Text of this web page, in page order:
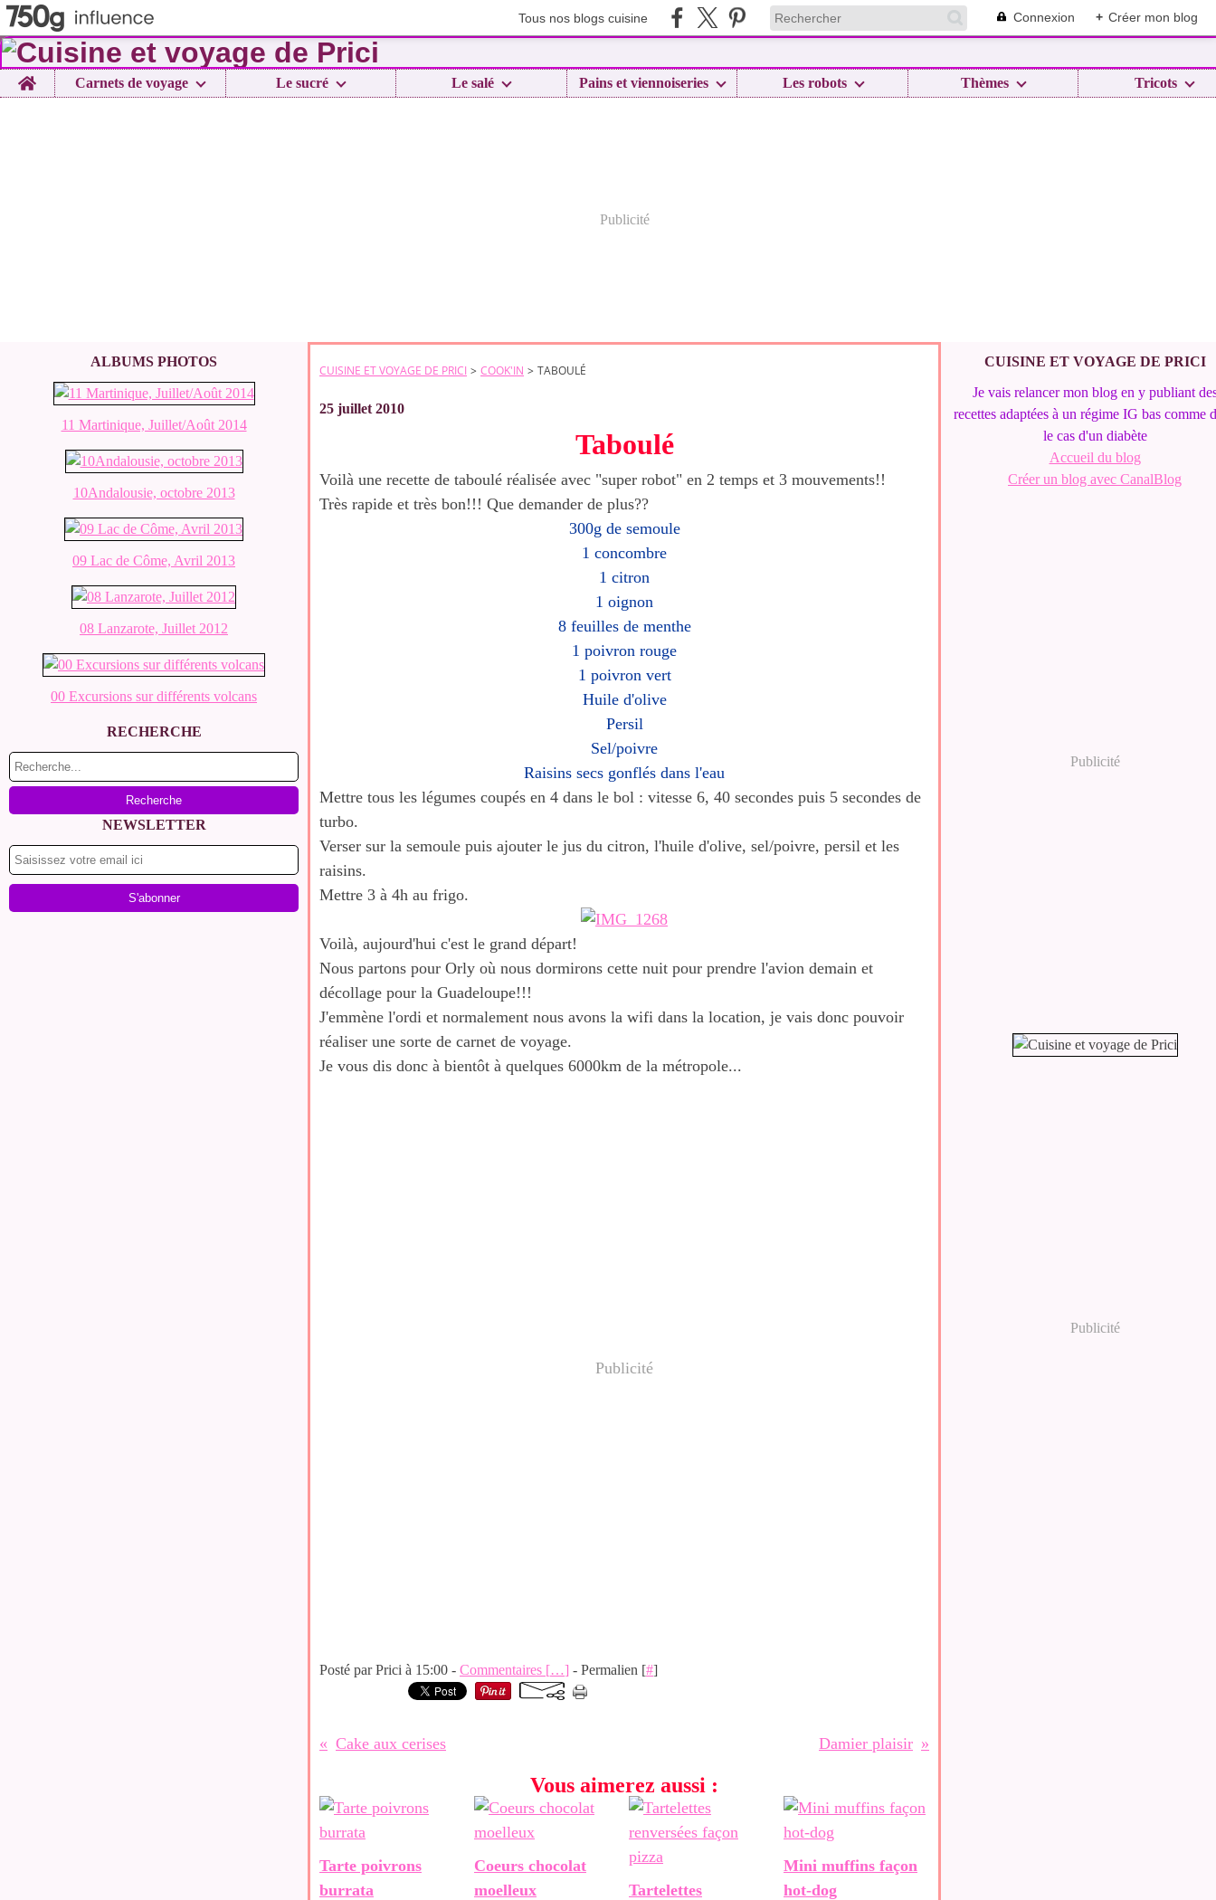
Tous nos blogs cuisine Connexion + Créer mon blog
Home Carnets de voyage Le sucré Le salé Pains et viennoiseries Les robots Thèmes Tricots
Publicité
ALBUMS PHOTOS
11 Martinique, Juillet/Août 2014
10Andalousie, octobre 2013
09 Lac de Côme, Avril 2013
08 Lanzarote, Juillet 2012
00 Excursions sur différents volcans
RECHERCHE
NEWSLETTER
CUISINE ET VOYAGE DE PRICI > COOK'IN > TABOULÉ
25 juillet 2010
Taboulé
Voilà une recette de taboulé réalisée avec "super robot" en 2 temps et 3 mouvements!!
Très rapide et très bon!!! Que demander de plus??
300g de semoule
1 concombre
1 citron
1 oignon
8 feuilles de menthe
1 poivron rouge
1 poivron vert
Huile d'olive
Persil
Sel/poivre
Raisins secs gonflés dans l'eau
Mettre tous les légumes coupés en 4 dans le bol : vitesse 6, 40 secondes puis 5 secondes de
turbo.
Verser sur la semoule puis ajouter le jus du citron, l'huile d'olive, sel/poivre, persil et les
raisins.
Mettre 3 à 4h au frigo.
Voilà, aujourd'hui c'est le grand départ!
Nous partons pour Orly où nous dormirons cette nuit pour prendre l'avion demain et
décollage pour la Guadeloupe!!!
J'emmène l'ordi et normalement nous avons la wifi dans la location, je vais donc pouvoir
réaliser une sorte de carnet de voyage.
Je vous dis donc à bientôt à quelques 6000km de la métropole...
Publicité
Posté par Prici à 15:00 - Commentaires […] - Permalien [#]
Cake aux cerises Damier plaisir
Vous aimerez aussi :
Tarte poivrons
burrata
Coeurs chocolat
moelleux
Tartelettes
Mini muffins façon
hot-dog
CUISINE ET VOYAGE DE PRICI
Je vais relancer mon blog en y publiant
recettes adaptées à un régime IG bas comme
le cas d'un diabète
Accueil du blog
Créer un blog avec CanalBlog
Publicité
Publicité